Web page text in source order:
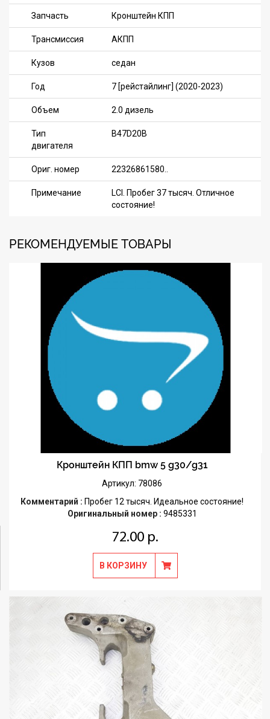
Запчасть Кронштейн КПП
Трансмиссия АКПП
Кузов седан
Год 7 [рейстайлинг] (2020-2023)
Объем 2.0 дизель
Тип
двигателя
B47D20B
Ориг. номер 22326861580..
Примечание
LCI. Пробег 37 тысяч. Отличное
состояние!
РЕКОМЕНДУЕМЫЕ ТОВАРЫ
Кронштейн КПП bmw 5 g30/g31
Артикул: 78086
Комментарий : Пробег 12 тысяч. Идеальное состояние!
Оригинальный номер : 9485331
72.00 р.
В КОРЗИНУ